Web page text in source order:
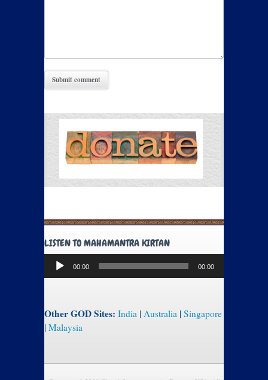
LISTEN TO MAHAMANTRA KIRTAN
Audio
Player
00:00 00:00
Other GOD Sites: India | Australia | Singapore
| Malaysia